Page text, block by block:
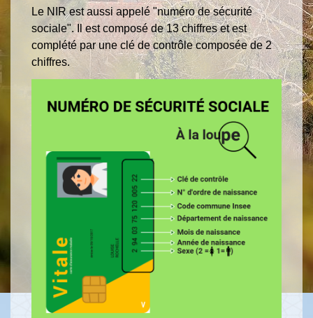
Le NIR est aussi appelé "numéro de sécurité
sociale". Il est composé de 13 chiffres et est
complété par une clé de contrôle composée de 2
chiffres.